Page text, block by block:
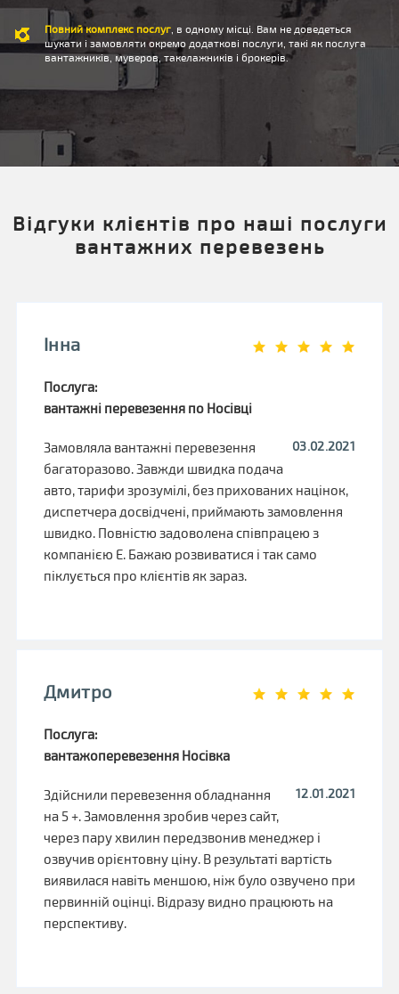
Повний комплекс послуг , в одному місці. Вам не доведеться
шукати і замовляти окремо додаткові послуги, такі як послуга
вантажників, муверов, такелажників і брокерів.
Відгуки клієнтів про наші послуги
вантажних перевезень
Інна
Послуга:
вантажні перевезення по Носівці
03.02.2021
Замовляла вантажні перевезення
багаторазово. Завжди швидка подача
авто, тарифи зрозумілі, без прихованих націнок,
диспетчера досвідчені, приймають замовлення
швидко. Повністю задоволена співпрацею з
компанією Е. Бажаю розвиватися і так само
піклується про клієнтів як зараз.
Дмитро
Послуга:
вантажоперевезення Носівка
12.01.2021
Здійснили перевезення обладнання
на 5 +. Замовлення зробив через сайт,
через пару хвилин передзвонив менеджер і
озвучив орієнтовну ціну. В результаті вартість
виявилася навіть меншою, ніж було озвучено при
первинній оцінці. Відразу видно працюють на
перспективу.